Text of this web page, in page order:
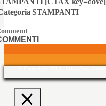
[CTAX key=dove]
STAMPANTI